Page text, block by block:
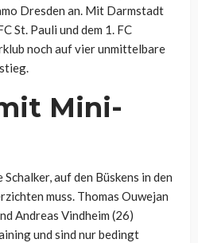
Dresden an. Mit Darmstadt
St. Pauli und dem 1. FC
noch auf vier unmittelbare
Mini-
auf den Büskens in den
muss. Thomas Ouwejan
Andreas Vindheim (26)
und sind nur bedingt